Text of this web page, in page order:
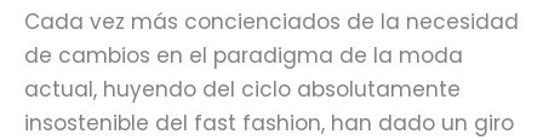
Cada vez más concienciados de la necesidad
de cambios en el paradigma de la moda
actual, huyendo del ciclo absolutamente
insostenible del fast fashion, han dado un giro